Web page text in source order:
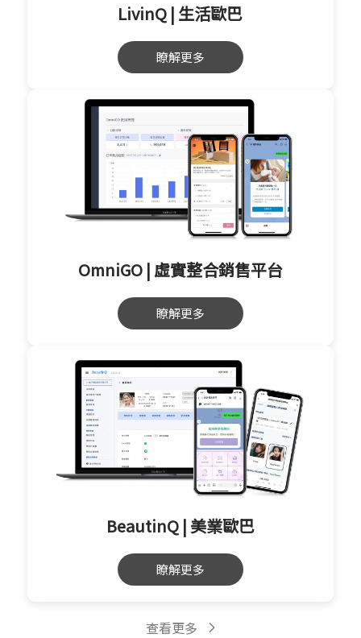
LivinQ | 生活歐巴
瞭解更多
OmniGO | 虛實整合銷售平台
瞭解更多
BeautinQ | 美業歐巴
瞭解更多
查看更多